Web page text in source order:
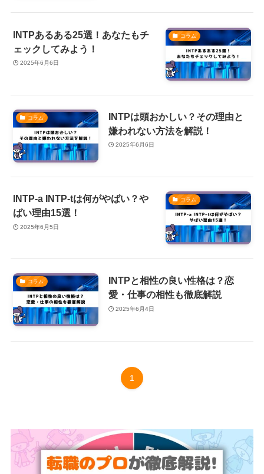
コラム
INTPあるある25選！あなたもチ
ェックしてみよう！
2025年6月6日
コラム
INTPは頭おかしい？その理由と
嫌われない方法を解説！
2025年6月6日
コラム
INTP-a INTP-tは何がやばい？や
ばい理由15選！
2025年6月5日
コラム
INTPと相性の良い性格は？恋
愛・仕事の相性も徹底解説
2025年6月4日
1